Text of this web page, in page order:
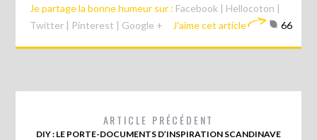
Je partage la bonne humeur sur : Facebook | Hellocoton |
Twitter | Pinterest | Google + J'aime cet article 66
ARTICLE PRÉCÉDENT
DIY : LE PORTE-DOCUMENTS D’INSPIRATION SCANDINAVE